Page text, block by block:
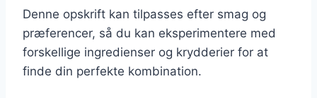
Denne opskrift kan tilpasses efter smag og
præferencer, så du kan eksperimentere med
forskellige ingredienser og krydderier for at
finde din perfekte kombination.